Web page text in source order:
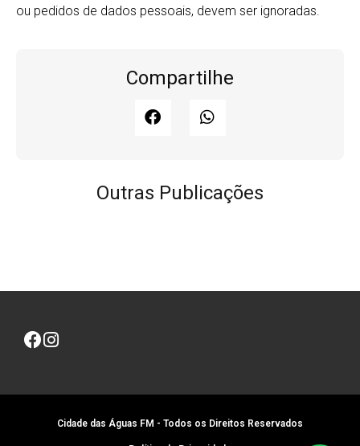
ou pedidos de dados pessoais, devem ser ignoradas.
Compartilhe
Outras Publicações
Cidade das Águas FM - Todos os Direitos Reservados